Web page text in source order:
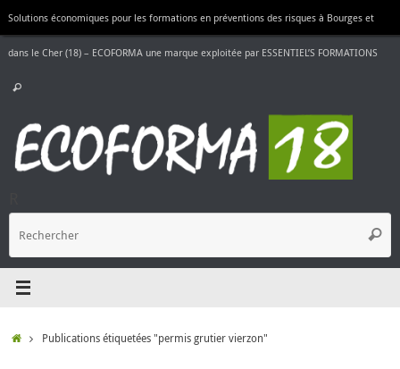
contenu
Solutions économiques pour les formations en préventions des risques à Bourges et
dans le Cher (18) – ECOFORMA une marque exploitée par ESSENTIEL’S FORMATIONS
Rechercher
:
AccueilPublications étiquetées "permis grutier vierzon"